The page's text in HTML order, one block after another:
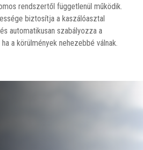
rendszertől függetlenül működik.
biztosítja a kaszálóasztal
automatikusan szabályozza a
a körülmények nehezebbé válnak.